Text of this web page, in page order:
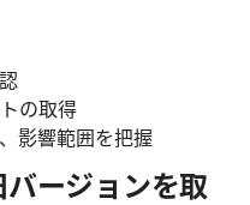
の取得
影響範囲を把握
ージョンを取